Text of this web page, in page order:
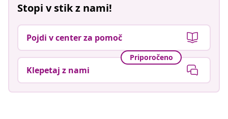
Stopi v stik z nami!
Pojdi v center za pomoč
Priporočeno
Klepetaj z nami